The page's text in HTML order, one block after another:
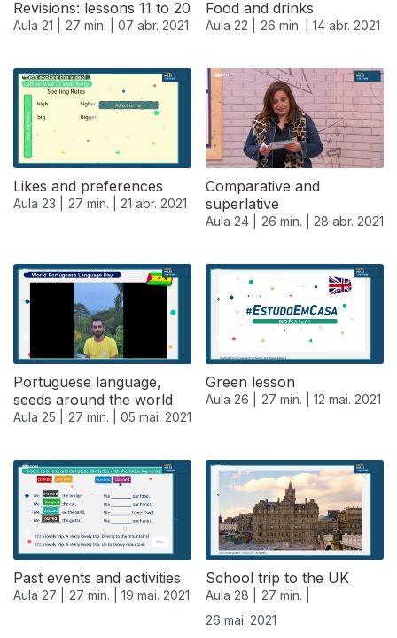
Revisions: lessons 11 to 20
Aula 21 | 27 min. | 07 abr. 2021
Food and drinks
Aula 22 | 26 min. | 14 abr. 2021
Likes and preferences
Aula 23 | 27 min. | 21 abr. 2021
Comparative and
superlative
Aula 24 | 26 min. | 28 abr. 2021
540103
Portuguese language,
seeds around the world
Aula 25 | 27 min. | 05 mai. 2021
Green lesson
Aula 26 | 27 min. | 12 mai. 2021
Past events and activities
Aula 27 | 27 min. | 19 mai. 2021
School trip to the UK
Aula 28 |
27 min. |
26 mai. 2021